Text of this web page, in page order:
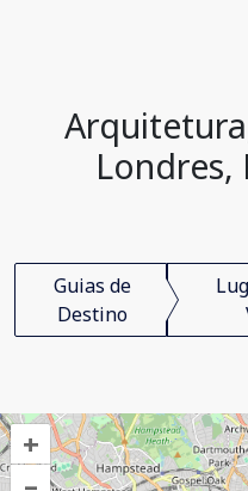
Londres,
Guias de
Destino
+